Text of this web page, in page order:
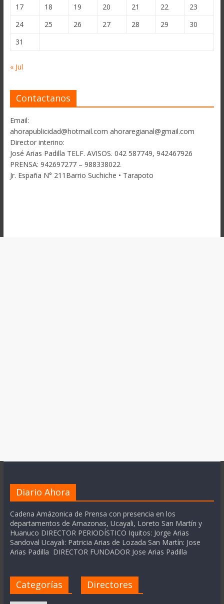
17
18 19 20 21 22
23
24
25 26 27 28 29
30
31
« Jul
Contactanos
Email:
ahorapublicidad@hotmail.com ahoraregianal@gmail.com
Director interino:
José Arias Padilla TELF. AVISOS. 042 587749, 942467926
PRENSA: 942697277 – 988338022
Jr. España N° 211Barrio Suchiche • Tarapoto
Diario Ahora
Cadena Amázonica de Prensa con presencia en los
departamentos de Amazonas, Ucayali, Loreto San Martín y
Huanuco DIRECTOR PERIODÍSTICO Iquitos: Jorge Arias
Sandoval Ucayali: Patricia Arias de Lozada San Martín: Jose
Arias Padilla DIRECTOR FUNDADOR Jose Arias Padilla
Categorías Directores